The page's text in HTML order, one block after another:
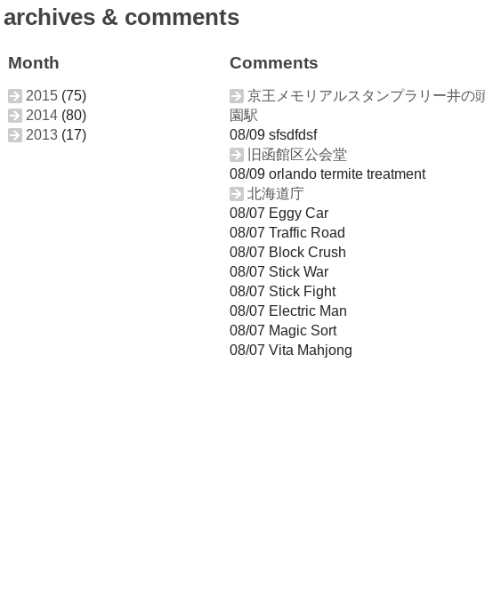
archives & comments
Month
2015 (75)
2014 (80)
2013 (17)
Comments
京王メモリアルスタンプラリー井の
園駅
08/09 sfsdfdsf
旧函館区公会堂
08/09 orlando termite treatment
北海道庁
08/07 Eggy Car
08/07 Traffic Road
08/07 Block Crush
08/07 Stick War
08/07 Stick Fight
08/07 Electric Man
08/07 Magic Sort
08/07 Vita Mahjong